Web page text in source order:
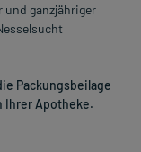
und ganzjähriger
Packungsbeilage
Ihrer Apotheke.